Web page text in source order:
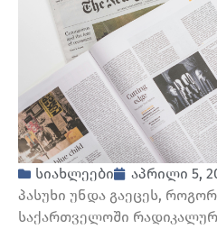
სიახლეები
აპრილი 5,
პასუხი უნდა გაეცეს,
საქართველოში